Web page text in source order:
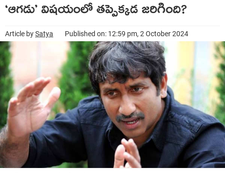
‘ఆగడు’ విషయంలో తప్పెక్కడ జరిగింది?
Article bySatya Published on: 12:59 pm, 2 October 2024